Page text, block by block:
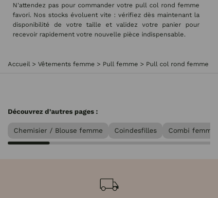
N'attendez pas pour commander votre pull col rond femme
favori. Nos stocks évoluent vite : vérifiez dès maintenant la
disponibilité de votre taille et validez votre panier pour
recevoir rapidement votre nouvelle pièce indispensable.
Accueil > Vêtements femme > Pull femme > Pull col rond femme
Découvrez d’autres pages :
Chemisier / Blouse femme Coindesfilles Combi femme